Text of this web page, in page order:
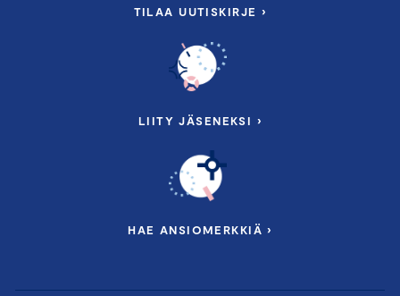
TILAA UUTISKIRJE ›
LIITY JÄSENEKSI ›
HAE ANSIOMERKKIÄ ›